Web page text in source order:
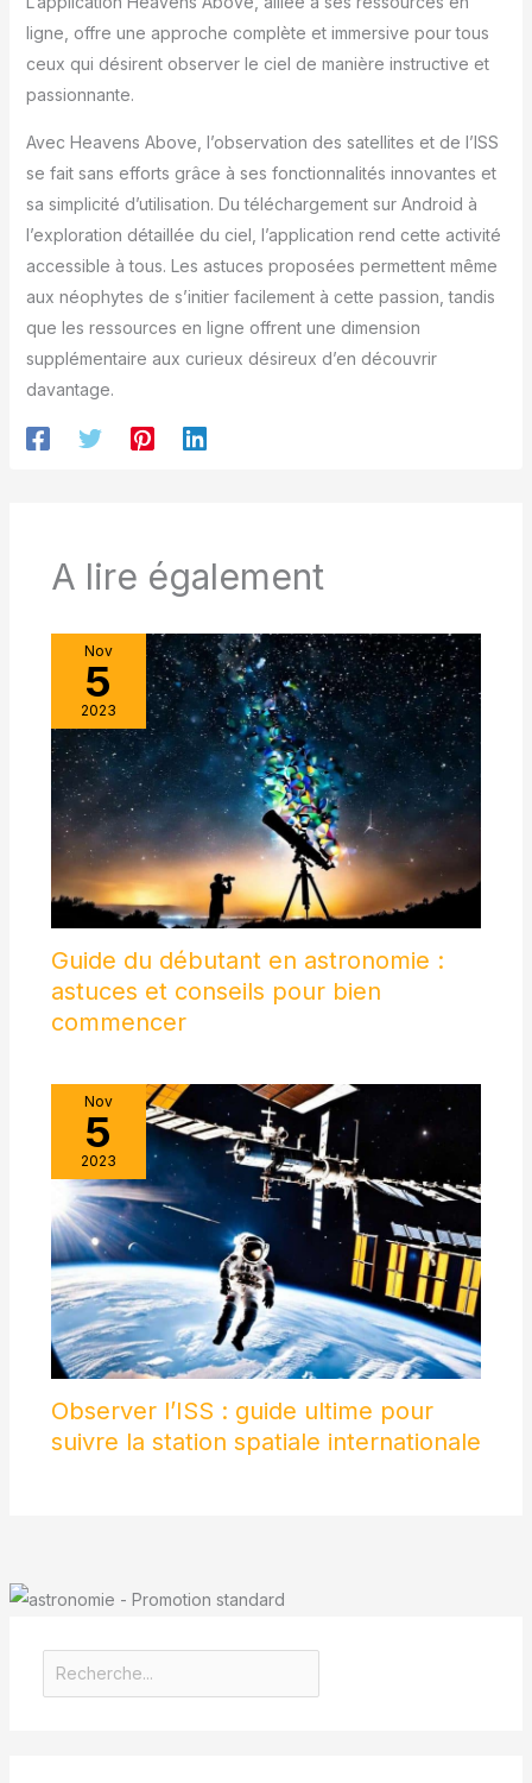
ligne, offre une approche complète et immersive pour tous
ceux qui désirent observer le ciel de manière instructive et
passionnante.
Avec Heavens Above, l’observation des satellites et de l’ISS
se fait sans efforts grâce à ses fonctionnalités innovantes et
sa simplicité d’utilisation. Du téléchargement sur Android à
l’exploration détaillée du ciel, l’application rend cette activité
accessible à tous. Les astuces proposées permettent même
aux néophytes de s’initier facilement à cette passion, tandis
que les ressources en ligne offrent une dimension
supplémentaire aux curieux désireux d’en découvrir
davantage.
A lire également
Nov
5
2023
Guide du débutant en astronomie :
astuces et conseils pour bien
commencer
Nov
5
2023
Observer l’ISS : guide ultime pour
suivre la station spatiale internationale